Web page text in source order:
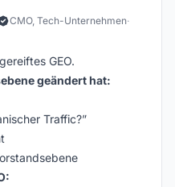
CMO, Tech-Unternehmen·
GEO.
geändert hat:
Traffic?”